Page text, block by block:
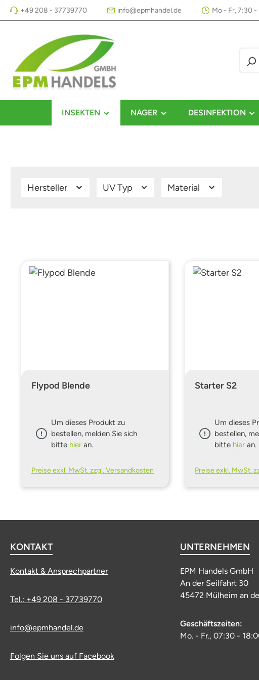
Hauptinhalt springen
Zur Suche springen
Zur Hauptnavigation springen
+49 208 - 37739770 info@epmhandel.de Mo - Fr, 7:30
INSEKTEN NAGER DESINFEKTION
Hersteller UV Typ Material
Flypod Blende
Um dieses Produkt zu
bestellen, melden Sie sich
bitte hier an.
Preise exkl. MwSt. zzgl. Versandkosten
Starter S2
Um dieses
bestellen,
bitte hier an.
Preise exkl. MwSt.
KONTAKT
Kontakt & Ansprechpartner
Tel.: +49 208 - 37739770
info@epmhandel.de
Folgen Sie uns auf Facebook
UNTERNEHMEN
EPM Handels GmbH
An der Seilfahrt 30
45472 Mülheim an
Geschäftszeiten:
Mo. - Fr., 07:30 -